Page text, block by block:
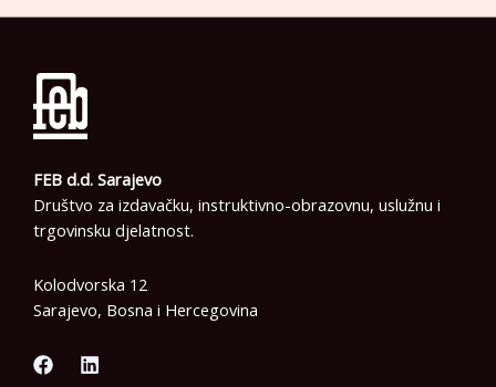
FEB d.d. Sarajevo
Društvo za izdavačku, instruktivno-obrazovnu, uslužnu i
trgovinsku djelatnost.
Kolodvorska 12
Sarajevo, Bosna i Hercegovina